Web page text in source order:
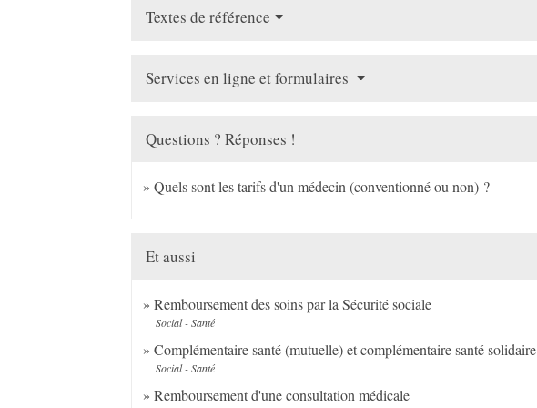
Textes de référence
Services en ligne et formulaires
Questions ? Réponses !
Quels sont les tarifs d'un médecin (conventionné ou non) ?
Et aussi
Remboursement des soins par la Sécurité sociale
Social - Santé
Complémentaire santé (mutuelle) et complémentaire santé solidaire
Social - Santé
Remboursement d'une consultation médicale